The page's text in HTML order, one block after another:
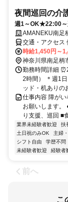
夜間巡回の介
週1～OK★22:00～
AMANEKU南足
交通・アクセス
時給1,450円～
神奈川県南足柄
勤務時間詳細
2時間） ＊週1
ッド・机ありの
仕事内容 障が
お願いします。
り支援、巡回 ■
業界未経験者歓迎 扶
土日祝のみOK
主婦
シフト自由
学歴不問
未経験者歓迎
経験者
前へ
こ